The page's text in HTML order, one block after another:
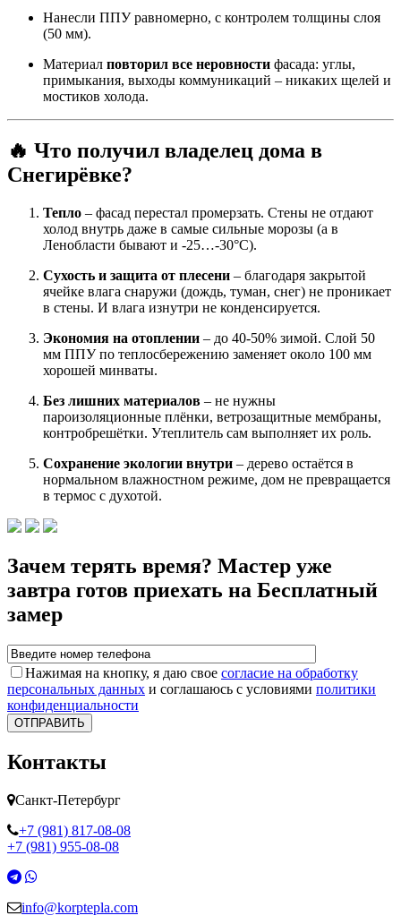
Нанесли ППУ равномерно, с контролем толщины слоя
(50 мм).
Материал повторил все неровности фасада: углы,
примыкания, выходы коммуникаций – никаких щелей и
мостиков холода.
🔥 Что получил владелец дома в
Снегирёвке?
Тепло – фасад перестал промерзать. Стены не отдают
холод внутрь даже в самые сильные морозы (а в
Ленобласти бывают и -25…-30°C).
Сухость и защита от плесени – благодаря закрытой
ячейке влага снаружи (дождь, туман, снег) не проникает
в стены. И влага изнутри не конденсируется.
Экономия на отоплении – до 40-50% зимой. Слой 50
мм ППУ по теплосбережению заменяет около 100 мм
хорошей минваты.
Без лишних материалов – не нужны
пароизоляционные плёнки, ветрозащитные мембраны,
контробрешётки. Утеплитель сам выполняет их роль.
Сохранение экологии внутри – дерево остаётся в
нормальном влажностном режиме, дом не превращается
в термос с духотой.
Зачем терять время? Мастер уже
завтра готов приехать на Бесплатный
замер
Нажимая на кнопку, я даю свое согласие на обработку
персональных данных и соглашаюсь с условиями политики
конфиденциальности
ОТПРАВИТЬ
Контакты
Санкт-Петербург
+7 (981) 817-08-08
+7 (981) 955-08-08
info@korptepla.com